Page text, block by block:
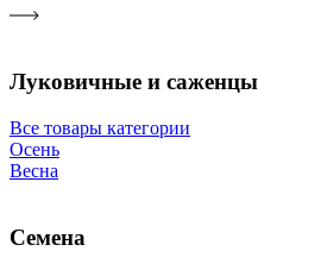
Луковичные и саженцы
Все товары категории
Осень
Весна
Семена